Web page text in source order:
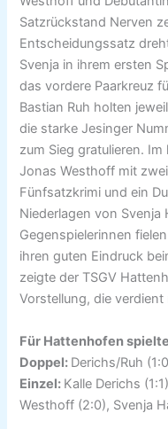
Satzrückstand Nerven
Entscheidungssatz
Svenja in ihrem ersten
das vordere Paarkreuz
Bastian Ruh holten
die starke Jesinger
zum Sieg gratulieren.
Jonas Westhoff mit
Fünfsatzkrimi und ein
Niederlagen von Svenja
Gegenspielerinnen
ihren guten Eindruck
zeigte der TSGV
Vorstellung, die
Für Hattenhofen
Doppel: Derichs/Ruh
Einzel: Kalle Derichs
Westhoff (2:0), Svenja